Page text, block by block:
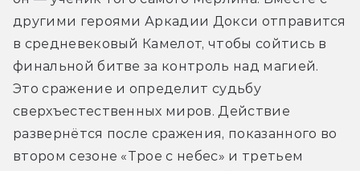
другими героями Аркадии Докси отправится
в средневековый Камелот, чтобы сойтись в
финальной битве за контроль над магией.
Это сражение и определит судьбу
сверхъестественных миров. Действие
развернётся после сражения, показанного во
втором сезоне «Трое с небес» и третьем